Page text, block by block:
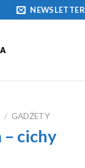
NEWSLETTER
/ GADŻETY
– cichy